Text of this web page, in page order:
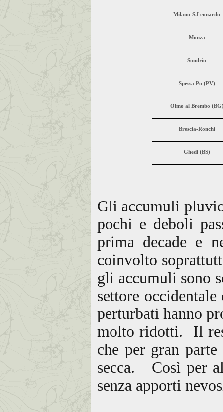
Milano-S.Leonardo
Monza
Sondrio
Spessa Po (PV)
Olmo al Brembo (BG)
Brescia-Ronchi
Ghedi (BS)
Gli accumuli
pochi e deboli
prima decade e
coinvolto
gli accumuli sono
settore
perturbati hanno
molto ridotti. Il
che per gran
secca. Così per
senza apporti